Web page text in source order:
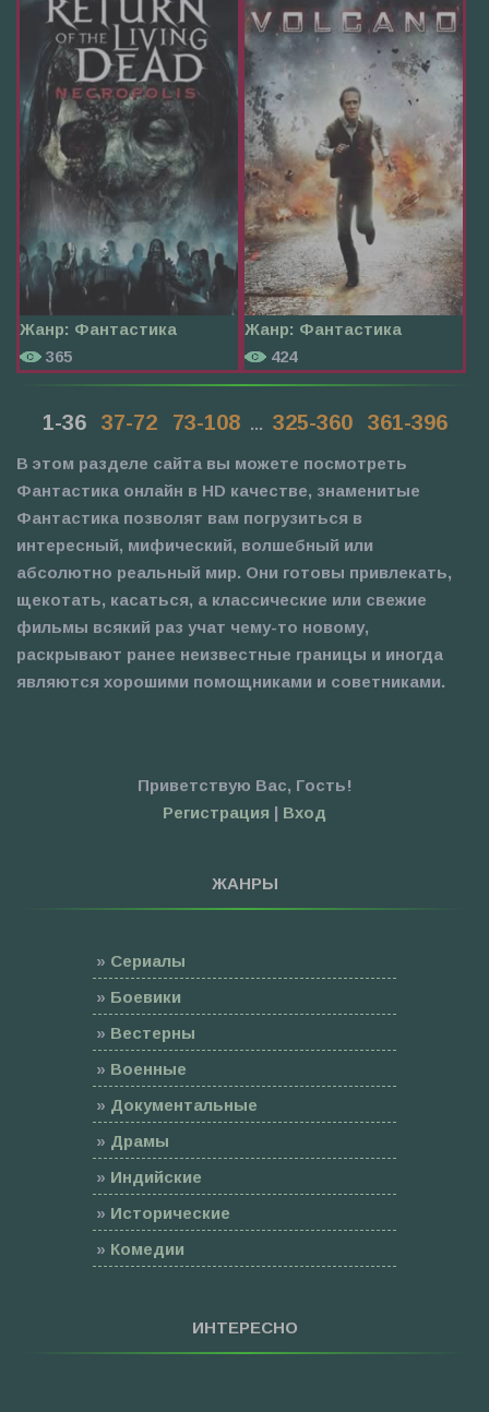
Жанр: Фантастика
365
Жанр: Фантастика
424
1-36 37-72 73-108 ... 325-360 361-396
В этом разделе сайта вы можете посмотреть
Фантастика онлайн в HD качестве, знаменитые
Фантастика позволят вам погрузиться в
интересный, мифический, волшебный или
абсолютно реальный мир. Они готовы привлекать,
щекотать, касаться, а классические или свежие
фильмы всякий раз учат чему-то новому,
раскрывают ранее неизвестные границы и иногда
являются хорошими помощниками и советниками.
Приветствую Вас, Гость!
Регистрация | Вход
ЖАНРЫ
» Сериалы
» Боевики
» Вестерны
» Военные
» Документальные
» Драмы
» Индийские
» Исторические
» Комедии
Мультфильмы
»Приключения
ИНТЕРЕСНО